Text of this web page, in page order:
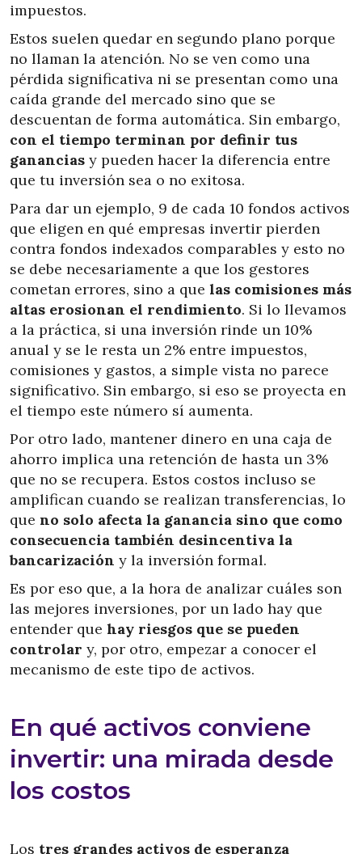
impuestos.
Estos suelen quedar en segundo plano porque
no llaman la atención. No se ven como una
pérdida significativa ni se presentan como una
caída grande del mercado sino que se
descuentan de forma automática. Sin embargo,
con el tiempo terminan por definir tus
ganancias y pueden hacer la diferencia entre
que tu inversión sea o no exitosa.
Para dar un ejemplo, 9 de cada 10 fondos activos
que eligen en qué empresas invertir pierden
contra fondos indexados comparables y esto no
se debe necesariamente a que los gestores
cometan errores, sino a que las comisiones más
altas erosionan el rendimiento. Si lo llevamos
a la práctica, si una inversión rinde un 10%
anual y se le resta un 2% entre impuestos,
comisiones y gastos, a simple vista no parece
significativo. Sin embargo, si eso se proyecta en
el tiempo este número sí aumenta.
Por otro lado, mantener dinero en una caja de
ahorro implica una retención de hasta un 3%
que no se recupera. Estos costos incluso se
amplifican cuando se realizan transferencias, lo
que no solo afecta la ganancia sino que como
consecuencia también desincentiva la
bancarización y la inversión formal.
Es por eso que, a la hora de analizar cuáles son
las mejores inversiones, por un lado hay que
entender que hay riesgos que se pueden
controlar y, por otro, empezar a conocer el
mecanismo de este tipo de activos.
En qué activos conviene
invertir: una mirada desde
los costos
Los tres grandes activos de esperanza